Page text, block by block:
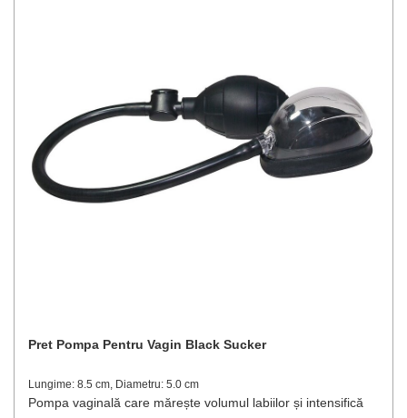
Pret Pompa Pentru Vagin Black Sucker
Lungime: 8.5 cm, Diametru: 5.0 cm
Pompa vaginală care mărește volumul labiilor și intensifică